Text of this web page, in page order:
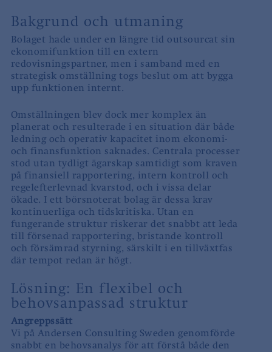
Bakgrund och utmaning
Bolaget hade under en längre tid outsourcat sin
ekonomifunktion till en extern
redovisningspartner, men i samband med en
strategisk omställning togs beslut om att bygga
upp funktionen internt.
Omställningen blev dock mer komplex än
planerat och resulterade i en situation där både
ledning och operativ kapacitet inom ekonomi-
och finansfunktion saknades. Centrala processer
stod utan tydligt ägarskap samtidigt som kraven
på finansiell rapportering, intern kontroll och
regelefterlevnad kvarstod, och i vissa delar
ökade. I ett börsnoterat bolag är dessa krav
kontinuerliga och tidskritiska. Utan en
fungerande struktur riskerar det snabbt att leda
till försenad rapportering, bristande kontroll
och försämrad styrning, särskilt i en tillväxtfas
där tempot redan är högt.
Lösning: En flexibel och
behovsanpassad struktur
Angreppssätt
Vi på Andersen Consulting Sweden genomförde
snabbt en behovsanalys för att förstå både den